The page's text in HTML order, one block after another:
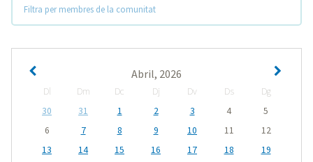
Filtra per membres de la comunitat
Abril, 2026
Dl Dm Dc Dj Dv Ds
Dg
30
31 1 2 3 4
5
6
7 8 9 10 11
12
13
14 15 16 17 18
19